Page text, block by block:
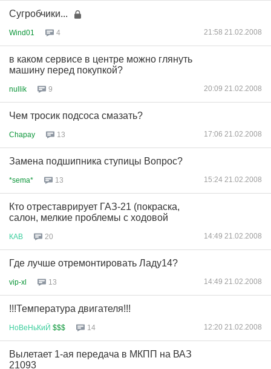
Сугробчики...
Wind01 4 21:58 21.02.2008
в каком сервисе в центре можно глянуть
машину перед покупкой?
nullik 9 20:09 21.02.2008
Чем тросик подсоса смазать?
Chapay 13 17:06 21.02.2008
Замена подшипника ступицы Вопрос?
*sema* 13 15:24 21.02.2008
Кто отреставрирует ГАЗ-21 (покраска,
салон, мелкие проблемы с ходовой
КАВ 20 14:49 21.02.2008
Где лучше отремонтировать Ладу14?
vip-xl 13 14:49 21.02.2008
!!!Температура двигателя!!!
НоВеНьКиЙ $$$ 14 12:20 21.02.2008
Вылетает 1-ая передача в МКПП на ВАЗ
21093